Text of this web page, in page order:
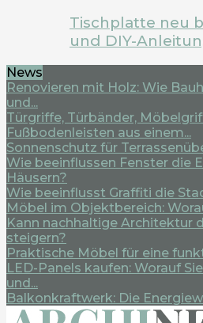
Tischplatte neu
und DIY-
News
Renovieren mit Holz: Wie
und...
Türgriffe, Türbänder,
Fußbodenleisten aus einem...
Sonnenschutz für
Wie beeinflussen Fenster die
Häusern?
Wie beeinflusst Graffiti die
Möbel im Objektbereich:
Kann nachhaltige Architektur
steigern?
Praktische Möbel für eine
LED-Panels kaufen: Worauf
und...
Balkonkraftwerk: Die